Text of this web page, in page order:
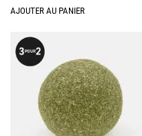
AJOUTER AU PANIER